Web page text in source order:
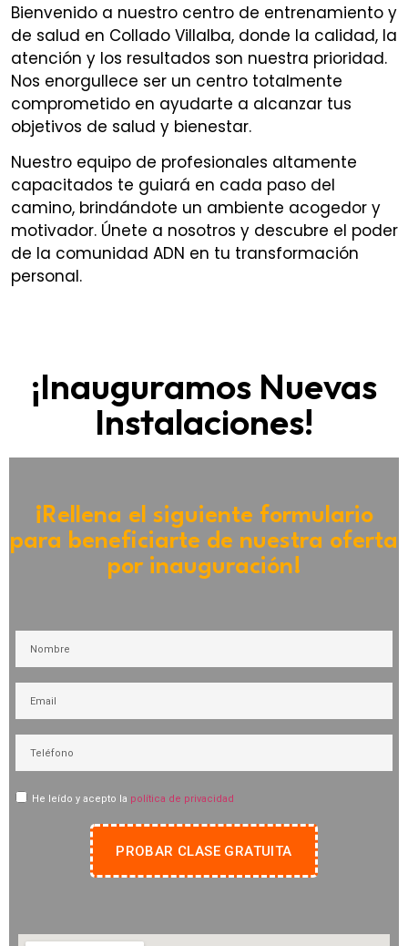
Bienvenido a nuestro centro de entrenamiento y
de salud en Collado Villalba, donde la calidad, la
atención y los resultados son nuestra prioridad.
Nos enorgullece ser un centro totalmente
comprometido en ayudarte a alcanzar tus
objetivos de salud y bienestar.
Nuestro equipo de profesionales altamente
capacitados te guiará en cada paso del
camino, brindándote un ambiente acogedor y
motivador. Únete a nosotros y descubre el poder
de la comunidad ADN en tu transformación
personal.
¡Inauguramos Nuevas
Instalaciones!
¡Rellena el siguiente formulario
para beneficiarte de nuestra oferta
por inauguración!
He leído y acepto la política de privacidad
PROBAR CLASE GRATUITA